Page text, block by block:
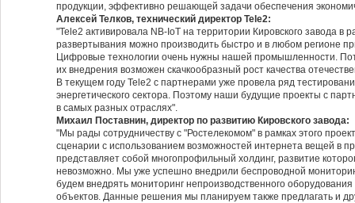
продукции, эффективно решающей задачи обеспечения
Алексей Телков, технический директор Tele2:
"Tele2 активировала NB-IoT на территории Кировского завода в
развертывания можно производить быстро и в любом регионе
Цифровые технологии очень нужны нашей промышленности.
их внедрения возможен скачкообразный рост качества
В текущем году Tele2 с партнерами уже провела ряд
энергетического сектора. Поэтому наши будущие проекты с
в самых разных отраслях".
Михаил Поставнин, директор по развитию Кировского завода:
"Мы рады сотрудничеству с "Ростелекомом" в рамках этого
сценарии с использованием возможностей интернета вещей в
представляет собой многопрофильный холдинг, развитие
невозможно. Мы уже успешно внедрили беспроводной
будем внедрять мониторинг непроизводственного
объектов. Данные решения мы планируем также предлагать и